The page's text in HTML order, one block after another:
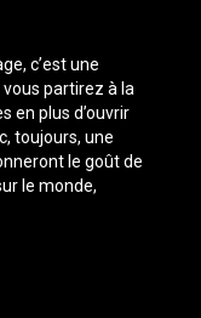
c’est une
partirez à la
en plus d’ouvrir
toujours, une
le goût de
le monde,